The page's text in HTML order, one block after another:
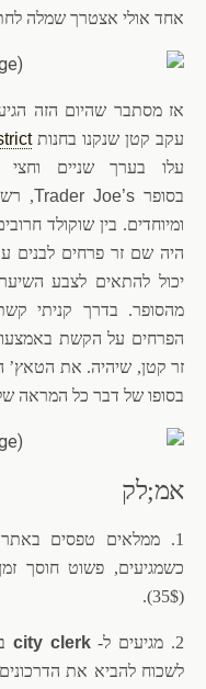
אחד אולי אצטרך שמלה
אז מסתבר שהיום הזה
עקב קטן שנקנו בחנות
עלו בערך שניים וחצי
בסופרTrader Joe’s
,
ומיוחדים. בין שוקולד
היה שם זר פרחים לבנים
יכול להתאים לצבע
מהסופר. בדרך קניתי
הפרחים על הקשת
זר קטן, שיהיה. את הטאץ’
בסופו של דבר כל המראה
אמ;לק
1. ממלאים טפסים באתר
כשמגיעים, פשוט חוסך
(35$).
2. מגיעים ל- city clerk
לשכוח להביא את